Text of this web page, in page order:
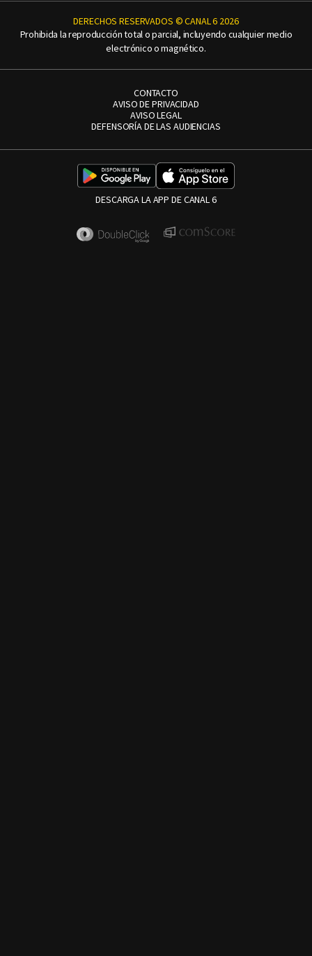
DERECHOS RESERVADOS © CANAL 6 2026
Prohibida la reproducción total o parcial, incluyendo cualquier medio
electrónico o magnético.
CONTACTO
AVISO DE PRIVACIDAD
AVISO LEGAL
DEFENSORÍA DE LAS AUDIENCIAS
DESCARGA LA APP DE CANAL 6